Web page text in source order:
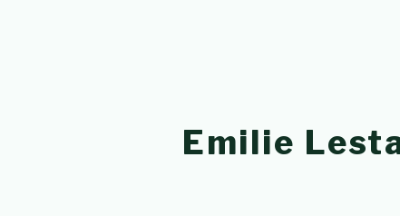
Emilie